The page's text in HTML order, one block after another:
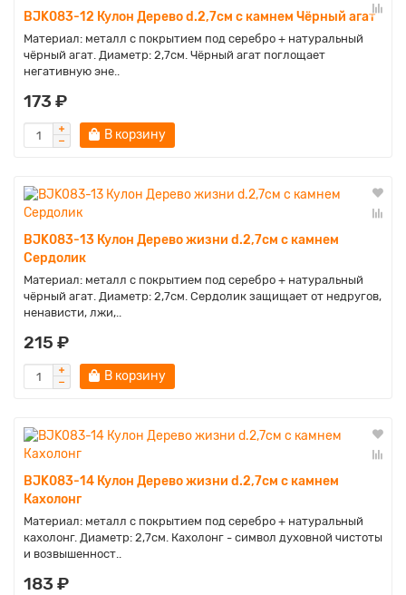
BJK083-12 Кулон Дерево d.2,7см с камнем Чёрный агат
Материал: металл с покрытием под серебро + натуральный
чёрный агат. Диаметр: 2,7см. Чёрный агат поглощает
негативную эне..
173 ₽
В корзину
BJK083-13 Кулон Дерево жизни d.2,7см с камнем
Сердолик
Материал: металл с покрытием под серебро + натуральный
чёрный агат. Диаметр: 2,7см. Сердолик защищает от недругов,
ненависти, лжи,..
215 ₽
В корзину
BJK083-14 Кулон Дерево жизни d.2,7см с камнем
Кахолонг
Материал: металл с покрытием под серебро + натуральный
кахолонг. Диаметр: 2,7см. Кахолонг - символ духовной чистоты
и возвышенност..
183 ₽